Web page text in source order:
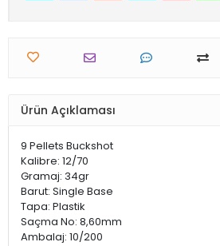
Ürün Açıklaması
9 Pellets Buckshot
Kalibre: 12/70
Gramaj: 34gr
Barut: Single Base
Tapa: Plastik
Saçma No: 8,60mm
Ambalaj: 10/200